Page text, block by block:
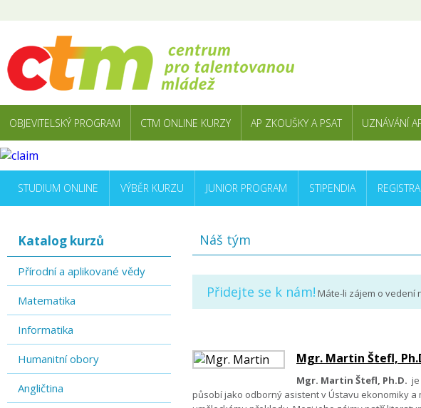
OBJEVITELSKÝ PROGRAM CTM ONLINE KURZY AP ZKOUŠKY A PSAT UZNÁVÁNÍ
STUDIUM ONLINE VÝBĚR KURZU JUNIOR PROGRAM STIPENDIA
Katalog kurzů
Přírodní a aplikované vědy
Matematika
Informatika
Humanitní obory
Angličtina
Náš tým
Přidejte se k nám! Máte-li zájem o vedení
Mgr. Martin Štefl,
Mgr. Martin Štefl, Ph.D.
působí jako odborný asistent v Ústavu ekonomiky a